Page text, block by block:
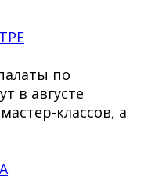
по
в августе
классов, а